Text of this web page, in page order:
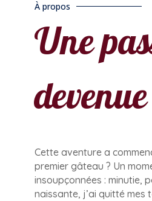
À propos
Une
devenue
Cette aventure a
premier gâteau ? Un
insoupçonnées : minutie,
naissante, j’ai quitté mes